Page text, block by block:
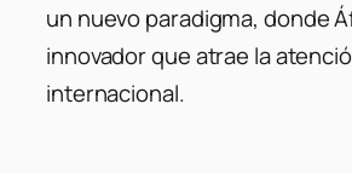
un nuevo paradigma, donde
innovador que atrae la
internacional.